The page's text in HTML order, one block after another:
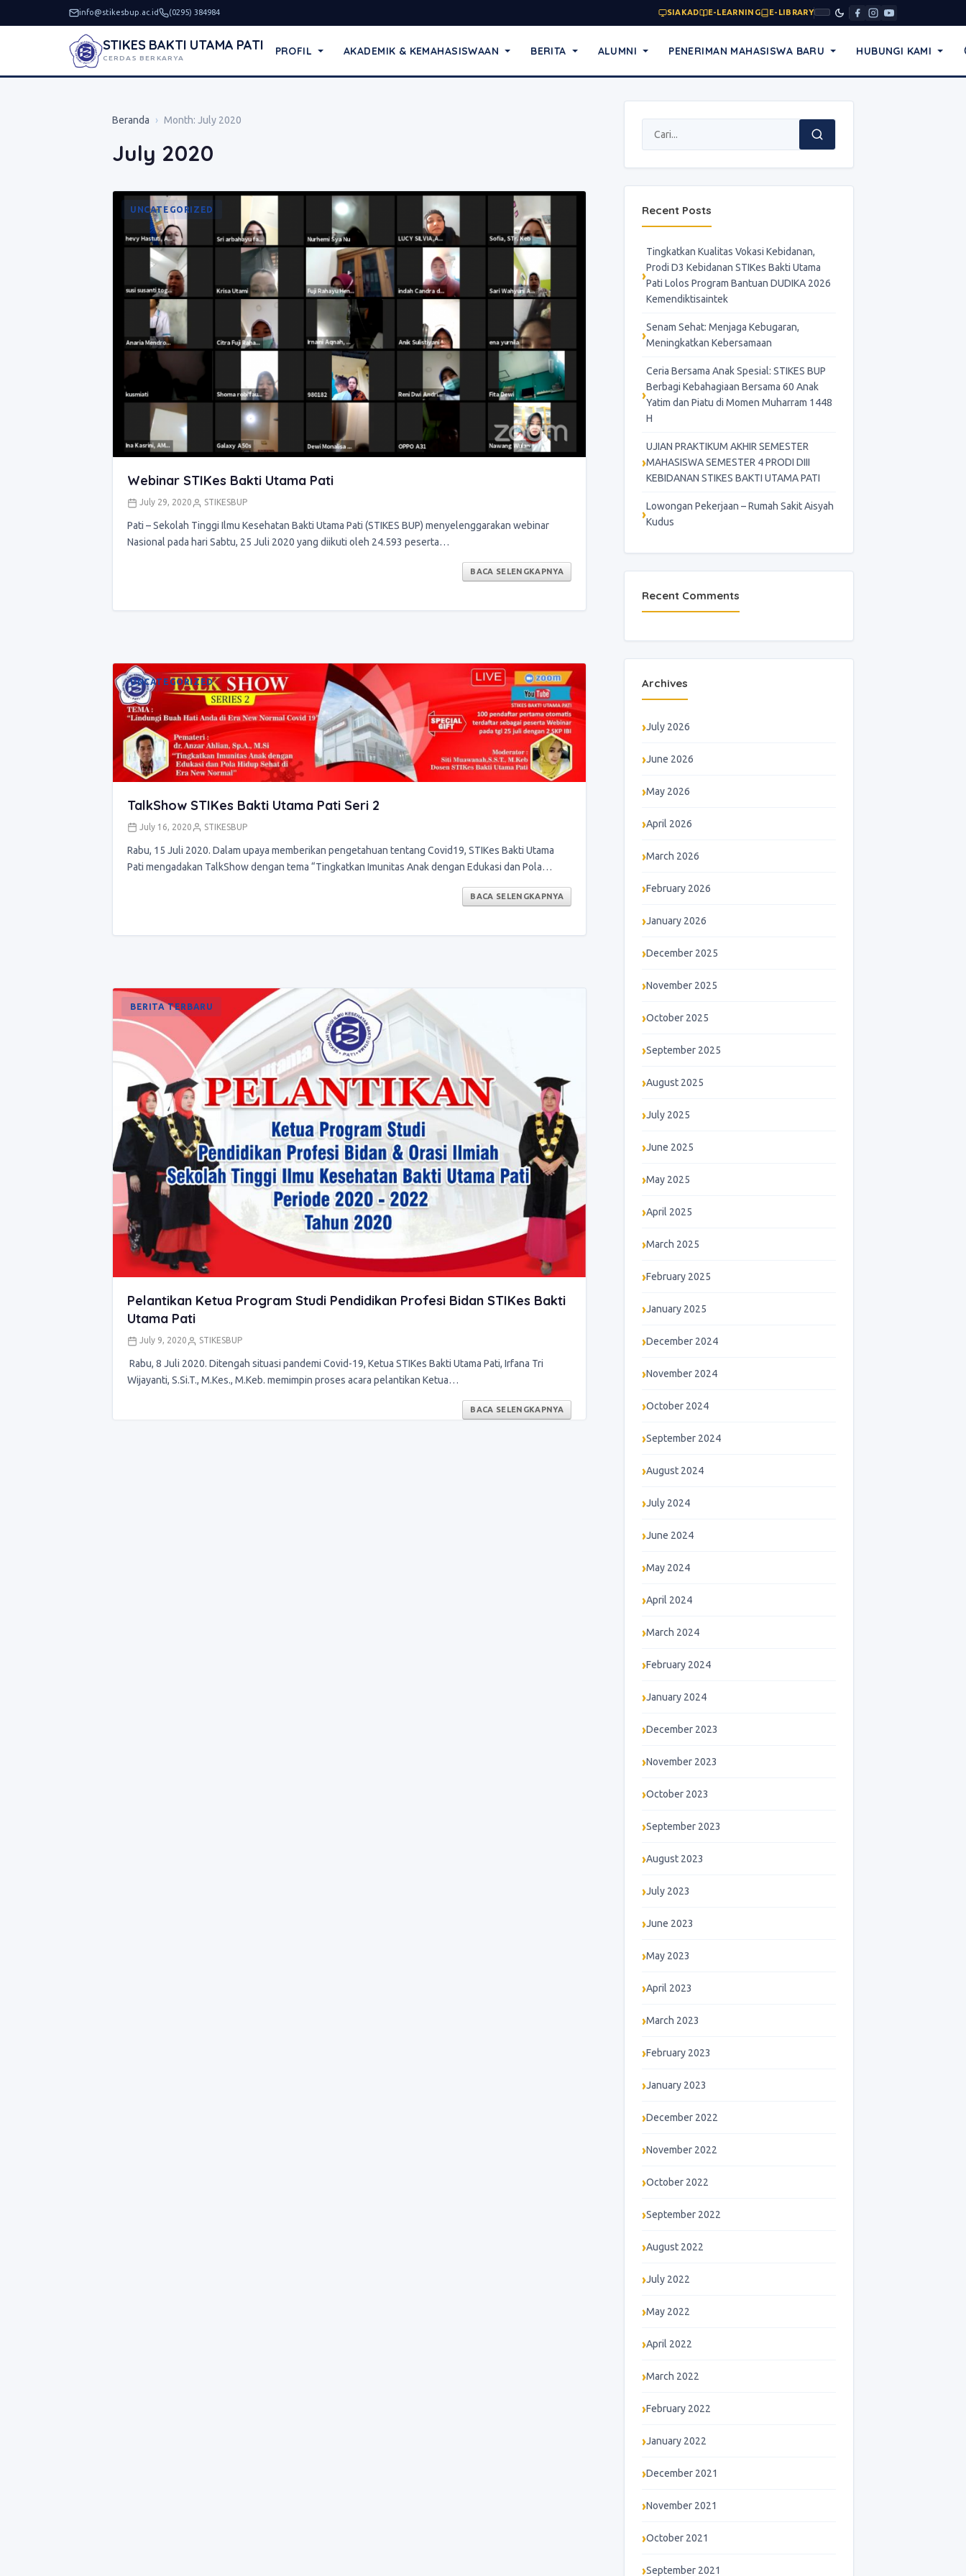
info@stikesbup.ac.id (0295) 384984 SIAKAD E-LEARNING E-LIBRARY
STIKES BAKTI UTAMA PATI
CERDAS BERKARYA
PROFIL AKADEMIK & KEMAHASISWAAN BERITA ALUMNI PENERIMAN MAHASISWA BARU HUBUNGI KAMI
Beranda › Month: July 2020
July 2020
UNCATEGORIZED
Webinar STIKes Bakti Utama Pati
July 29, 2020 STIKESBUP
Pati – Sekolah Tinggi Ilmu Kesehatan Bakti Utama Pati (STIKES BUP) menyelenggarakan webinar
Nasional pada hari Sabtu, 25 Juli 2020 yang diikuti oleh 24.593 peserta…
BACA SELENGKAPNYA
UNCATEGORIZED
TalkShow STIKes Bakti Utama Pati Seri 2
July 16, 2020 STIKESBUP
Rabu, 15 Juli 2020. Dalam upaya memberikan pengetahuan tentang Covid19, STIKes Bakti Utama
Pati mengadakan TalkShow dengan tema “Tingkatkan Imunitas Anak dengan Edukasi dan Pola…
BACA SELENGKAPNYA
BERITA TERBARU
Pelantikan Ketua Program Studi Pendidikan Profesi Bidan STIKes Bakti
Utama Pati
July 9, 2020 STIKESBUP
­ Rabu, 8 Juli 2020. Ditengah situasi pandemi Covid-19, Ketua STIKes Bakti Utama Pati, Irfana Tri
Wijayanti, S.Si.T., M.Kes., M.Keb. memimpin proses acara pelantikan Ketua…
BACA SELENGKAPNYA
Recent Posts
Tingkatkan Kualitas Vokasi Kebidanan,
Prodi D3 Kebidanan STIKes Bakti Utama
Pati Lolos Program Bantuan DUDIKA 2026
Kemendiktisaintek
Senam Sehat: Menjaga Kebugaran,
Meningkatkan Kebersamaan
Ceria Bersama Anak Spesial: STIKES BUP
Berbagi Kebahagiaan Bersama 60 Anak
Yatim dan Piatu di Momen Muharram 1448
H
UJIAN PRAKTIKUM AKHIR SEMESTER
MAHASISWA SEMESTER 4 PRODI DIII
KEBIDANAN STIKES BAKTI UTAMA PATI
Lowongan Pekerjaan – Rumah Sakit Aisyah
Kudus
Recent Comments
Archives
July 2026
June 2026
May 2026
April 2026
March 2026
February 2026
January 2026
December 2025
November 2025
October 2025
September 2025
August 2025
July 2025
June 2025
May 2025
April 2025
March 2025
February 2025
January 2025
December 2024
November 2024
October 2024
September 2024
August 2024
July 2024
June 2024
May 2024
April 2024
March 2024
February 2024
January 2024
December 2023
November 2023
October 2023
September 2023
August 2023
July 2023
June 2023
May 2023
April 2023
March 2023
February 2023
January 2023
December 2022
November 2022
October 2022
September 2022
August 2022
July 2022
May 2022
April 2022
March 2022
February 2022
January 2022
December 2021
November 2021
October 2021
September 2021